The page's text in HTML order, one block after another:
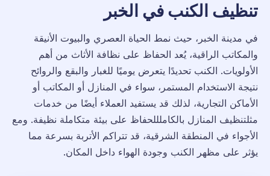
تنظيف الكنب في الخبر
في مدينة الخبر، حيث نمط الحياة العصري والبيوت الأنيقة
والمكاتب الراقية، يُعد الحفاظ على نظافة الأثاث من أهم
الأولويات. الكنب تحديدًا يتعرض يوميًا للغبار والبقع والروائح
نتيجة الاستخدام المستمر، سواء في المنازل أو المكاتب أو
الأماكن التجارية، لذلك قد يستفيد العملاء أيضًا من خدمات
مثلتنظيف المنازل بالكاملللحفاظ على بيئة متكاملة نظيفة. ومع
الأجواء في المنطقة الشرقية، قد تتراكم الأتربة بسرعة مما
يؤثر على مظهر الكنب وجودة الهواء داخل المكان.